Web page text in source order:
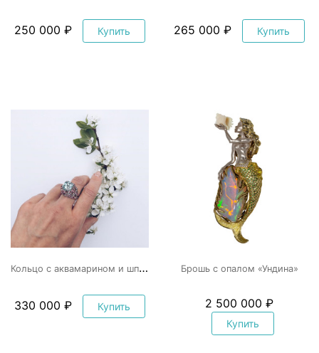
250 000 ₽ Купить 265 000 ₽ Купить
К
ольцо с аквамарином и шпинелью
330 000 ₽ Купить
Брошь с опалом «Ундина»
2 500 000 ₽
Купить